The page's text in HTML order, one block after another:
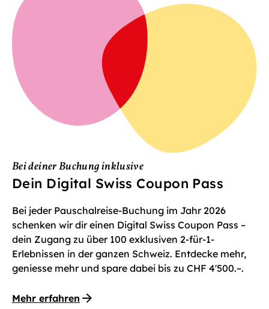
Bei deiner Buchung inklusive
Dein Digital Swiss Coupon Pass
Bei jeder Pauschalreise-Buchung im Jahr 2026
schenken wir dir einen Digital Swiss Coupon Pass –
dein Zugang zu über 100 exklusiven 2-für-1-
Erlebnissen in der ganzen Schweiz. Entdecke mehr,
geniesse mehr und spare dabei bis zu CHF 4'500.–.
Mehr erfahren